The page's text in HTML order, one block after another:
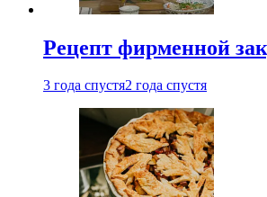
Рецепт фирменной
3 года спустя2 года спустя